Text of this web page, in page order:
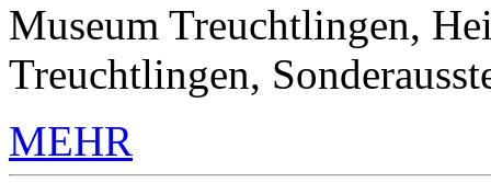
Museum Treuchtlingen,
Treuchtlingen,
MEHR